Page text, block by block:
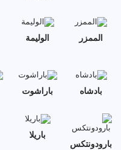
الممزر الوليمة
بادشاه باراشوت
بارودونتكس
باريلا